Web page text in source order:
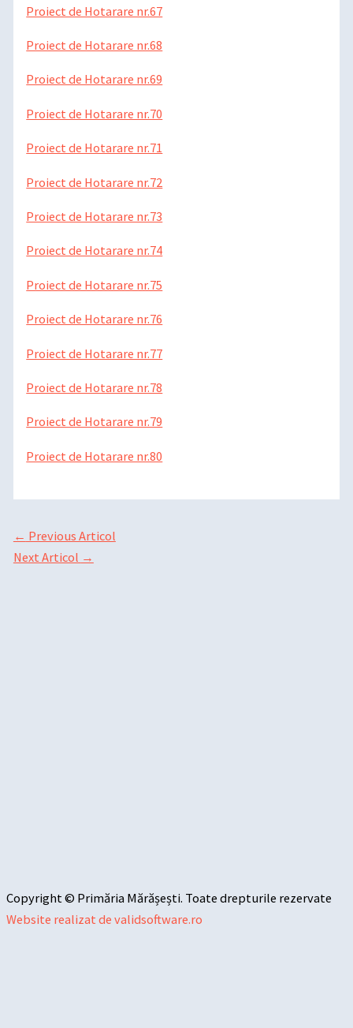
Proiect de Hotarare nr.67
Proiect de Hotarare nr.68
Proiect de Hotarare nr.69
Proiect de Hotarare nr.70
Proiect de Hotarare nr.71
Proiect de Hotarare nr.72
Proiect de Hotarare nr.73
Proiect de Hotarare nr.74
Proiect de Hotarare nr.75
Proiect de Hotarare nr.76
Proiect de Hotarare nr.77
Proiect de Hotarare nr.78
Proiect de Hotarare nr.79
Proiect de Hotarare nr.80
← Previous Articol
Next Articol →
Copyright © Primăria Mărășești. Toate drepturile rezervate
Website realizat de validsoftware.ro